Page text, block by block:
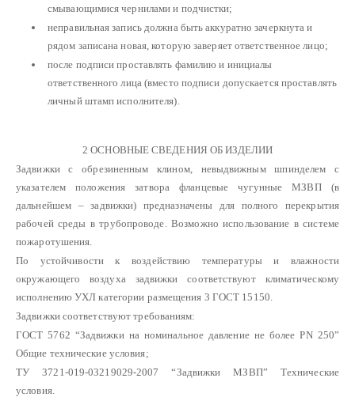
смывающимися чернилами и подчистки;
неправильная запись должна быть аккуратно зачеркнута и
рядом записана новая, которую заверяет ответственное лицо;
после подписи проставлять фамилию и инициалы
ответственного лица (вместо подписи допускается проставлять
личный штамп исполнителя).
2 ОСНОВНЫЕ СВЕДЕНИЯ ОБ ИЗДЕЛИИ
Задвижки с обрезиненным клином, невыдвижным шпинделем с
указателем положения затвора фланцевые чугунные МЗВП (в
дальнейшем – задвижки) предназначены для полного перекрытия
рабочей среды в трубопроводе. Возможно использование в системе
пожаротушения.
По устойчивости к воздействию температуры и влажности
окружающего воздуха задвижки соответствуют климатическому
исполнению УХЛ категории размещения 3 ГОСТ 15150.
Задвижки соответствуют требованиям:
ГОСТ 5762 “Задвижки на номинальное давление не более РN 250”
Общие технические условия;
ТУ 3721-019-03219029-2007 “Задвижки МЗВП” Технические
условия.